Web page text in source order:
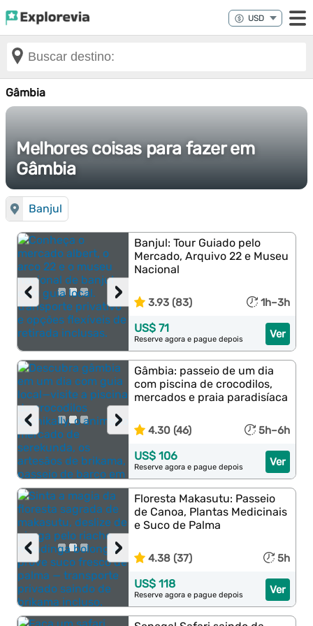
Gâmbia
Melhores coisas para fazer em
Gâmbia
Banjul
›
‹
Banjul: Tour Guiado pelo
Mercado, Arquivo 22 e Museu
Nacional
3.93 (83) 1h–3h
Ver
US$ 71
Reserve agora e pague depois
›
‹
Gâmbia: passeio de um dia
com piscina de crocodilos,
mercados e praia paradisíaca
4.30 (46) 5h–6h
Ver
US$ 106
Reserve agora e pague depois
›
‹
Floresta Makasutu: Passeio
de Canoa, Plantas Medicinais
e Suco de Palma
4.38 (37) 5h
Ver
US$ 118
Reserve agora e pague depois